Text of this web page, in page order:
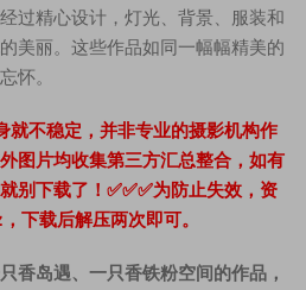
过精心设计，灯光、背景、服装和
美丽。这些作品如同一幅幅精美的
怀。
就不稳定，并非专业的摄影机构作
图片均收集第三方汇总整合，如有
别下载了！✅✅✅为防止失效，资
下载后解压两次即可。
香岛遇、一只香铁粉空间的作品，